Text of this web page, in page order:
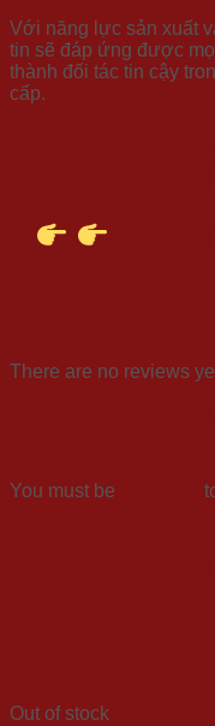
Với năng lực sản xuất
tin sẽ đáp ứng được
thành đối tác tin cậy
cấp.
There are no reviews
You must be
Out of stock